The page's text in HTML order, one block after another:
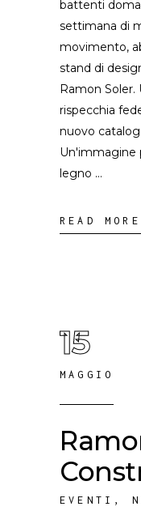
battenti
settimana di
movimento,
stand di
Ramon
rispecchia
nuovo
Un'immagine
legno
READ MORE
15
MAGGIO
EVENTI ,